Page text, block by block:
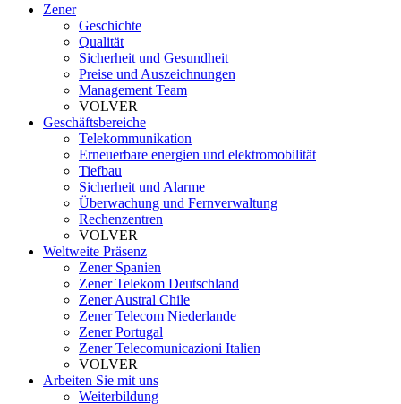
Zener
Geschichte
Qualität
Sicherheit und Gesundheit
Preise und Auszeichnungen
Management Team
VOLVER
Geschäftsbereiche
Telekommunikation
Erneuerbare energien und elektromobilität
Tiefbau
Sicherheit und Alarme
Überwachung und Fernverwaltung
Rechenzentren
VOLVER
Weltweite Präsenz
Zener Spanien
Zener Telekom Deutschland
Zener Austral Chile
Zener Telecom Niederlande
Zener Portugal
Zener Telecomunicazioni Italien
VOLVER
Arbeiten Sie mit uns
Weiterbildung